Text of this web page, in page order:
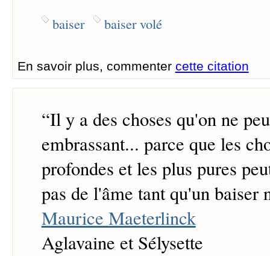
baiser baiser volé
En savoir plus, commenter cette citation
“Il y a des choses qu'on ne
embrassant... parce que les
profondes et les plus pures
pas de l'âme tant qu'un baiser
Maurice Maeterlinck
Aglavaine et Sélysette